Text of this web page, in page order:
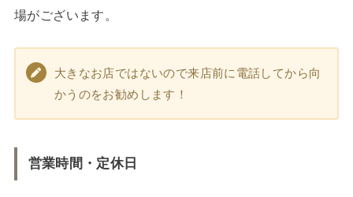
場がございます。
大きなお店ではないので来店前に電話してから向
かうのをお勧めします！
営業時間・定休日